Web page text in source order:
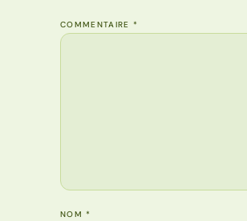
COMMENTAIRE *
NOM*